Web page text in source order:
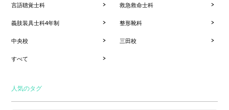
言語聴覚士科 救急救命士科
義肢装具士科4年制 整形靴科
中央校 三田校
すべて
人気のタグ